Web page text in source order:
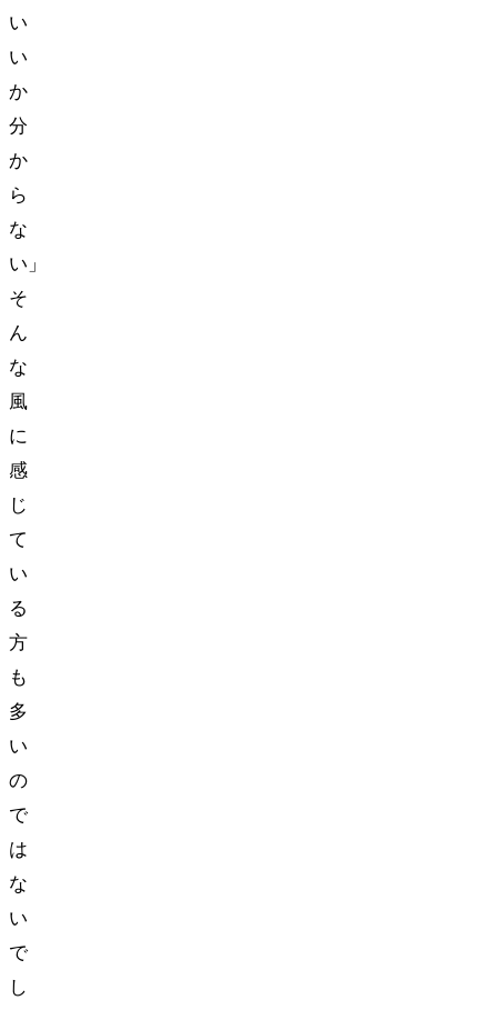
い
い
か
分
か
ら
な
い…」
そ
ん
な
風
に
感
じ
て
い
る
方
も
多
い
の
で
は
な
い
で
し